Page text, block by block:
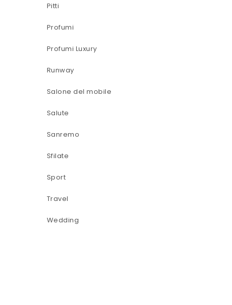
Pitti
Profumi
Profumi Luxury
Runway
Salone del mobile
Salute
Sanremo
Sfilate
Sport
Travel
Wedding